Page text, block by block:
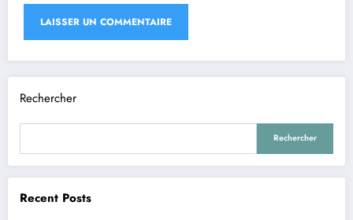
Rechercher
Rechercher
Recent Posts